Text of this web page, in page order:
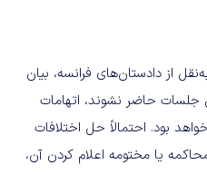
از دادستان‌های فرانسه، بیان
جلسات حاضر نشوند، اتهامات
بود. احتمالاً حل اختلافات
یا مختومه اعلام کردن آن،